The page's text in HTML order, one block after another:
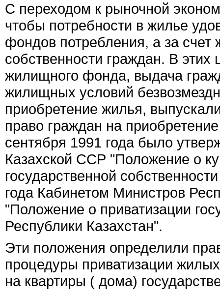
С переходом к рыночной
чтобы потребности в жилье
фондов потребления, а за счет
собственности граждан. В
жилищного фонда, выдача
жилищных условий
приобретение жилья,
право граждан на
сентября 1991 года было
Казахской ССР "Положение о
государственной
года Кабинетом Министров
"Положение о приватизации
Республики Казахстан".
Эти положения определили
процедуры приватизации
на квартиры ( дома)